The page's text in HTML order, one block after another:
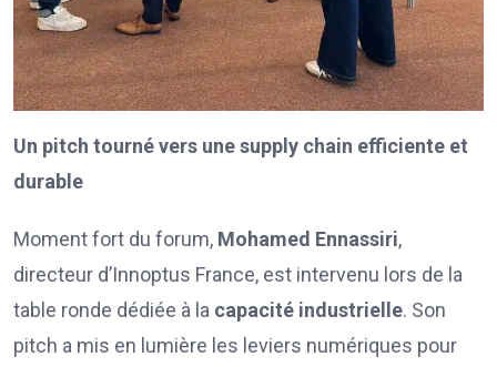
Un pitch tourné vers une supply chain efficiente et
durable
Moment fort du forum, Mohamed Ennassiri,
directeur d’Innoptus France, est intervenu lors de la
table ronde dédiée à la capacité industrielle. Son
pitch a mis en lumière les leviers numériques pour